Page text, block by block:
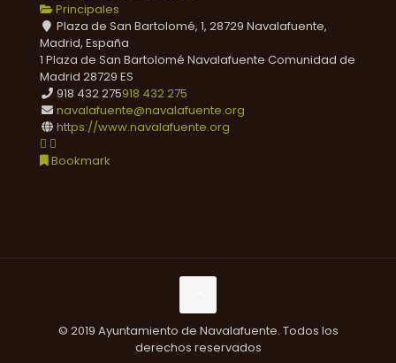
Principales
Plaza de San Bartolomé, 1, 28729 Navalafuente,
Madrid, España
1 Plaza de San Bartolomé Navalafuente Comunidad de
Madrid 28729 ES
918 432 275918 432 275
navalafuente@navalafuente.org
https://www.navalafuente.org
Bookmark
© 2019 Ayuntamiento de Navalafuente. Todos los
derechos reservados